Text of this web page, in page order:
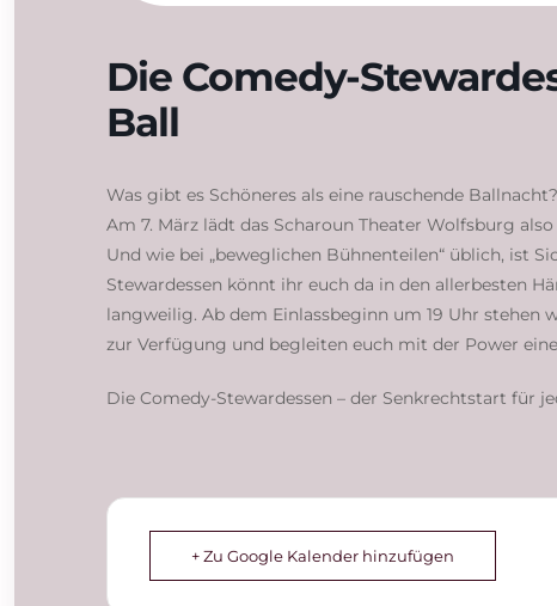
Die Comedy-
Ball
Was gibt es Schöneres als eine rauschende
Am 7. März lädt das Scharoun Theater Wolfsburg
Und wie bei „beweglichen Bühnenteilen“ üblich, ist
Stewardessen könnt ihr euch da in den allerbesten
langweilig. Ab dem Einlassbeginn um 19 Uhr stehen
zur Verfügung und begleiten euch mit der Power
Die Comedy-Stewardessen – der Senkrechtstart für
+ Zu Google Kalender hinzufügen